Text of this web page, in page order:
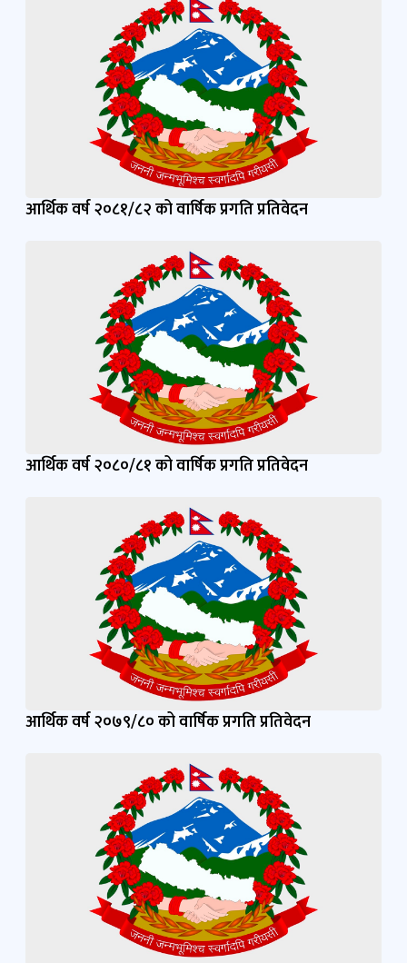
आर्थिक वर्ष २०८१/८२ को वार्षिक प्रगति प्रतिवेदन
आर्थिक वर्ष २०८०/८१ को वार्षिक प्रगति प्रतिवेदन
आर्थिक वर्ष २०७९/८० को वार्षिक प्रगति प्रतिवेदन